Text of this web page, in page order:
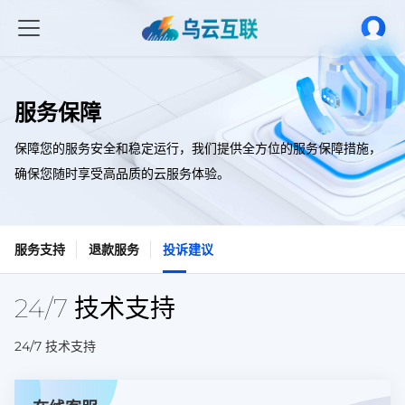
服务保障
保障您的服务安全和稳定运行，我们提供全方位的服务保障措施，
确保您随时享受高品质的云服务体验。
服务支持 退款服务 投诉建议
24/7 技术支持
24/7 技术支持